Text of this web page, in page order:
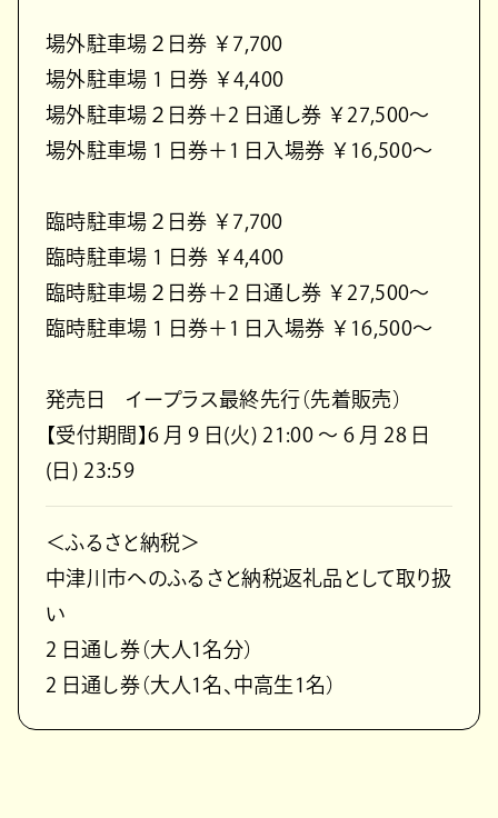
場外駐⾞場２⽇券 ￥7,700
場外駐⾞場 1 ⽇券 ￥4,400
場外駐⾞場２⽇券＋2 ⽇通し券 ￥27,500〜
場外駐⾞場 1 ⽇券＋1 ⽇⼊場券 ￥16,500〜
臨時駐⾞場２⽇券 ￥7,700
臨時駐⾞場 1 ⽇券 ￥4,400
臨時駐⾞場２⽇券＋2 ⽇通し券 ￥27,500〜
臨時駐⾞場 1 ⽇券＋1 ⽇⼊場券 ￥16,500〜
発売⽇ イープラス最終先⾏（先着販売）
【受付期間】6 ⽉ 9 ⽇(⽕) 21:00 〜 6 ⽉ 28 ⽇
(⽇) 23:59
＜ふるさと納税＞
中津川市へのふるさと納税返礼品として取り扱
い
2 ⽇通し券（⼤⼈1名分）
2 ⽇通し券（⼤⼈1名、中⾼⽣1名）